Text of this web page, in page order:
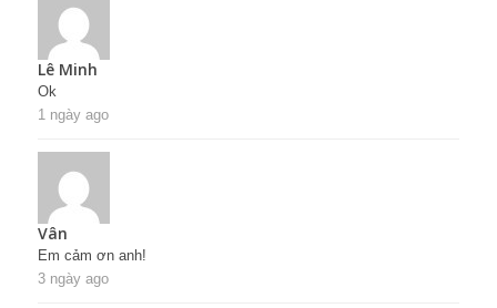
Lê Minh
Ok
1 ngày ago
Vân
Em cảm ơn anh!
3 ngày ago